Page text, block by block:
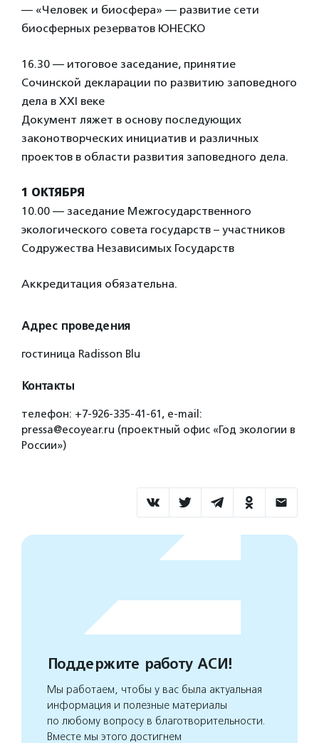
— «Человек и биосфера» — развитие сети
биосферных резерватов ЮНЕСКО
16.30 — итоговое заседание, принятие
Сочинской декларации по развитию заповедного
дела в XXI веке
Документ ляжет в основу последующих
законотворческих инициатив и различных
проектов в области развития заповедного дела.
1 ОКТЯБРЯ
10.00 — заседание Межгосударственного
экологического совета государств – участников
Содружества Независимых Государств
Аккредитация обязательна.
Адрес проведения
гостиница Radisson Blu
Контакты
телефон: +7-926-335-41-61, e-mail:
pressa@ecoyear.ru (проектный офис «Год экологии в
России»)
Поддержите работу АСИ!
Мы работаем, чтобы у вас была актуальная
информация и полезные материалы
по любому вопросу в благотворительности.
Вместе мы этого достигнем